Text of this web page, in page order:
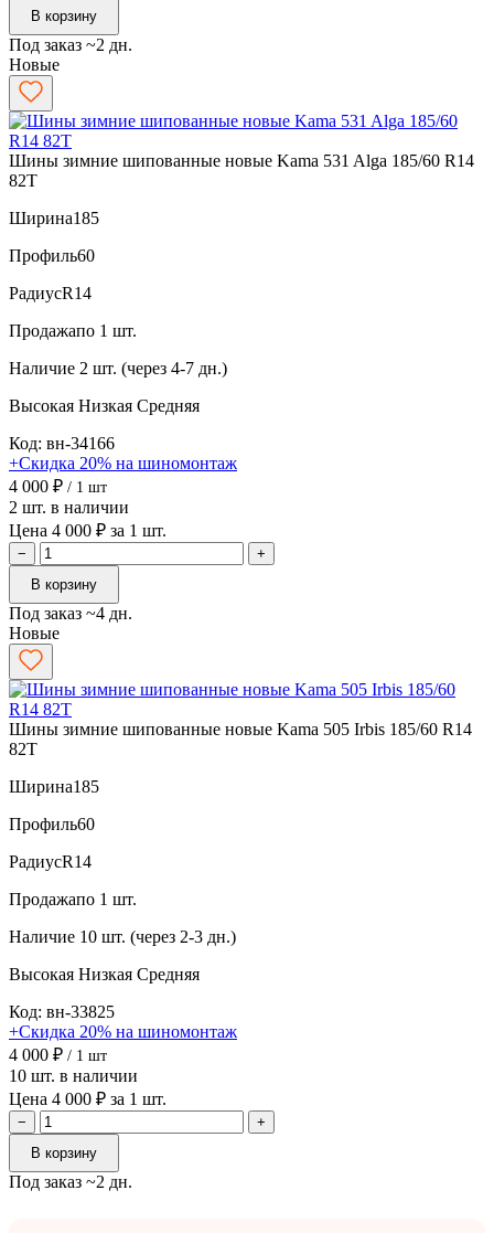
В корзину
Под заказ ~2 дн.
Новые
Шины зимние шипованные новые Kama 531 Alga 185/60 R14
82T
Ширина185
Профиль60
РадиусR14
Продажапо 1 шт.
Наличие 2 шт. (через 4-7 дн.)
Высокая Низкая Средняя
Код: вн-34166
+Скидка 20% на шиномонтаж
4 000 ₽ / 1 шт
2 шт. в наличии
Цена 4 000 ₽ за 1 шт.
−
+
В корзину
Под заказ ~4 дн.
Новые
Шины зимние шипованные новые Kama 505 Irbis 185/60 R14
82T
Ширина185
Профиль60
РадиусR14
Продажапо 1 шт.
Наличие 10 шт. (через 2-3 дн.)
Высокая Низкая Средняя
Код: вн-33825
+Скидка 20% на шиномонтаж
4 000 ₽ / 1 шт
10 шт. в наличии
Цена 4 000 ₽ за 1 шт.
−
+
В корзину
Под заказ ~2 дн.